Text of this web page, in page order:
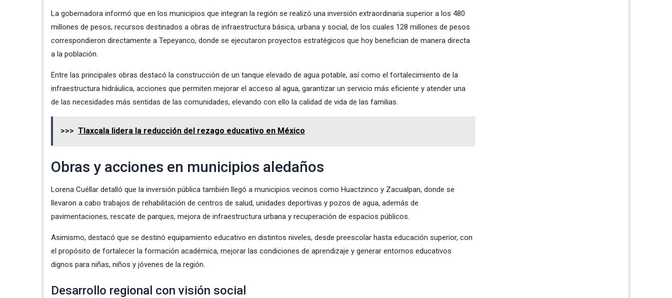
La gobernadora informó que en los municipios que integran la región se realizó una inversión extraordinaria superior a los 480
millones de pesos, recursos destinados a obras de infraestructura básica, urbana y social, de los cuales 128 millones de pesos
correspondieron directamente a Tepeyanco, donde se ejecutaron proyectos estratégicos que hoy benefician de manera directa
a la población.
Entre las principales obras destacó la construcción de un tanque elevado de agua potable, así como el fortalecimiento de la
infraestructura hidráulica, acciones que permiten mejorar el acceso al agua, garantizar un servicio más eficiente y atender una
de las necesidades más sentidas de las comunidades, elevando con ello la calidad de vida de las familias.
>>> Tlaxcala lidera la reducción del rezago educativo en México
Obras y acciones en municipios aledaños
Lorena Cuéllar detalló que la inversión pública también llegó a municipios vecinos como Huactzinco y Zacualpan, donde se
llevaron a cabo trabajos de rehabilitación de centros de salud, unidades deportivas y pozos de agua, además de
pavimentaciones, rescate de parques, mejora de infraestructura urbana y recuperación de espacios públicos.
Asimismo, destacó que se destinó equipamiento educativo en distintos niveles, desde preescolar hasta educación superior, con
el propósito de fortalecer la formación académica, mejorar las condiciones de aprendizaje y generar entornos educativos
dignos para niñas, niños y jóvenes de la región.
Desarrollo regional con visión social